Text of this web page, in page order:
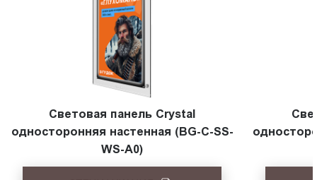
Световая панель Crystal
односторонняя настенная (BG-C-SS-
WS-A0)